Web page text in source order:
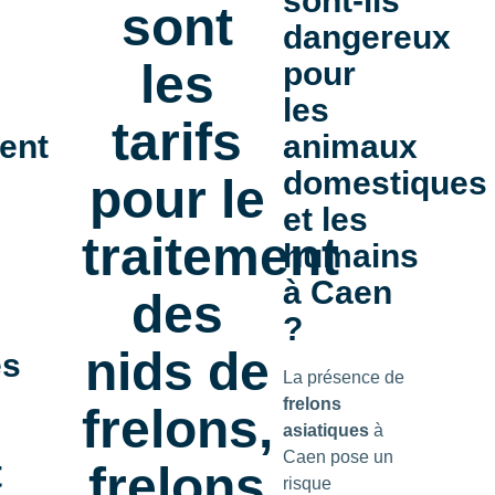
sont
les
tarifs
pour le
traitement
des
nids de
frelons,
dangereux
pour
les
animaux
domestiques
et les
humains
à Caen
?
La présence de
frelons
asiatiques à
Caen pose un
risque